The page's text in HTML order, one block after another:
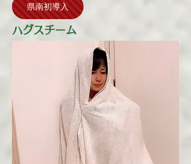
県南初導入
ハグスチーム